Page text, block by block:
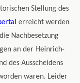
Stellung des
erreicht werden
Nachbesetzung
an der Heinrich-
des Ausscheidens
waren. Leider